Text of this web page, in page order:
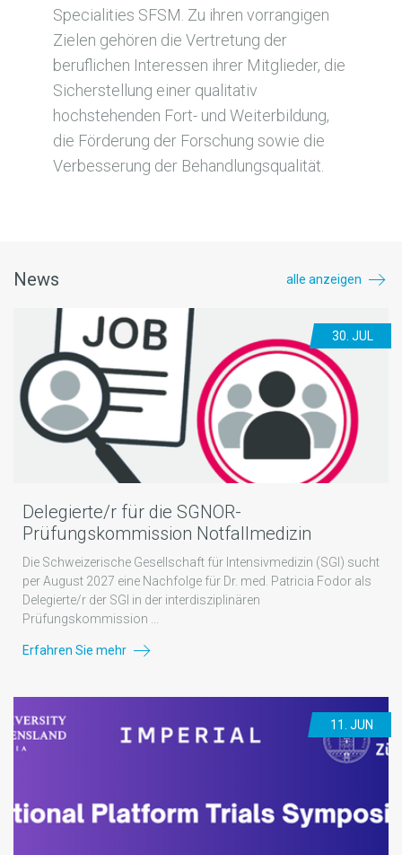
Specialities SFSM. Zu ihren vorrangigen
Zielen gehören die Vertretung der
beruflichen Interessen ihrer Mitglieder, die
Sicherstellung einer qualitativ
hochstehenden Fort- und Weiterbildung,
die Förderung der Forschung sowie die
Verbesserung der Behandlungsqualität.
News alle anzeigen
30. JUL
Delegierte/r für die SGNOR-
Prüfungskommission Notfallmedizin
Die Schweizerische Gesellschaft für Intensivmedizin (SGI) sucht
per August 2027 eine Nachfolge für Dr. med. Patricia Fodor als
Delegierte/r der SGI in der interdisziplinären
Prüfungskommission ...
Erfahren Sie mehr
11. JUN